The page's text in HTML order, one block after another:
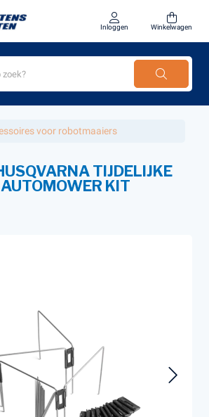
Inloggen Winkelwagen
voor robotmaaiers
TIJDELIJKE
KIT